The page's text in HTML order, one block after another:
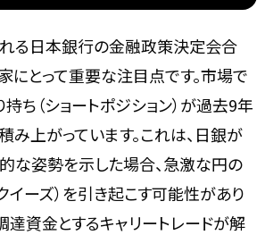
る日本銀行の金融政策決定会合
にとって重要な注目点です。市場で
ち（ショートポジション）が過去9年
上がっています。これは、日銀が
な姿勢を示した場合、急激な円の
イーズ）を引き起こす可能性があり
達資金とするキャリートレードが解